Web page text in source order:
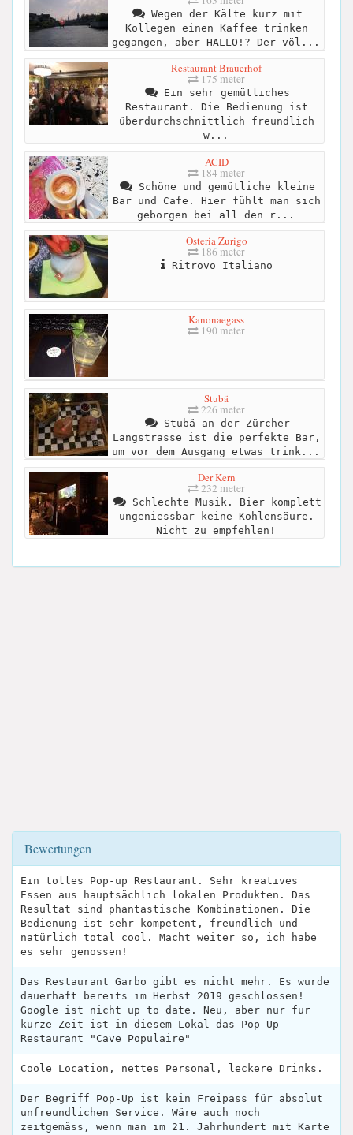
Wegen der Kälte kurz mit
Kollegen einen Kaffee trinken
gegangen, aber HALLO!? Der völ...
Restaurant Brauerhof
175 meter
Ein sehr gemütliches
Restaurant. Die Bedienung ist
überdurchschnittlich freundlich
w...
ACID
184 meter
Schöne und gemütliche kleine
Bar und Cafe. Hier fühlt man sich
geborgen bei all den r...
Osteria Zurigo
186 meter
Ritrovo Italiano
Kanonaegass
190 meter
Stubä
226 meter
Stubä an der Zürcher
Langstrasse ist die perfekte Bar,
um vor dem Ausgang etwas trink...
Der Kern
232 meter
Schlechte Musik. Bier komplett
ungeniessbar keine Kohlensäure.
Nicht zu empfehlen!
Bewertungen
Ein tolles Pop-up Restaurant. Sehr kreatives
Essen aus hauptsächlich lokalen Produkten. Das
Resultat sind phantastische Kombinationen. Die
Bedienung ist sehr kompetent, freundlich und
natürlich total cool. Macht weiter so, ich habe
es sehr genossen!
Das Restaurant Garbo gibt es nicht mehr. Es wurde
dauerhaft bereits im Herbst 2019 geschlossen!
Google ist nicht up to date. Neu, aber nur für
kurze Zeit ist in diesem Lokal das Pop Up
Restaurant "Cave Populaire"
Coole Location, nettes Personal, leckere Drinks.
Der Begriff Pop-Up ist kein Freipass für absolut
unfreundlichen Service. Wäre auch noch
zeitgemäss, wenn man im 21. Jahrhundert mit Karte